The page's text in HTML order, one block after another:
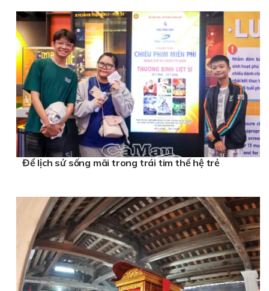
Để lịch sử sống mãi trong trái tim thế hệ trẻ